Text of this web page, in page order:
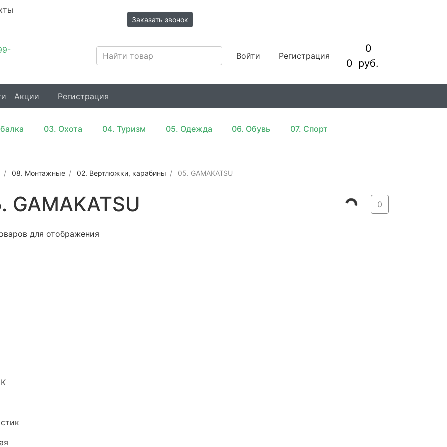
Заказать звонок
Войти Регистрация
0
0
руб.
Акции Регистрация
03. Охота 04. Туризм 05. Одежда 06. Обувь 07. Спорт
08. Монтажные 02. Вертлюжки, карабины 05. GAMAKATSU
GAMAKATSU 0
для отображения